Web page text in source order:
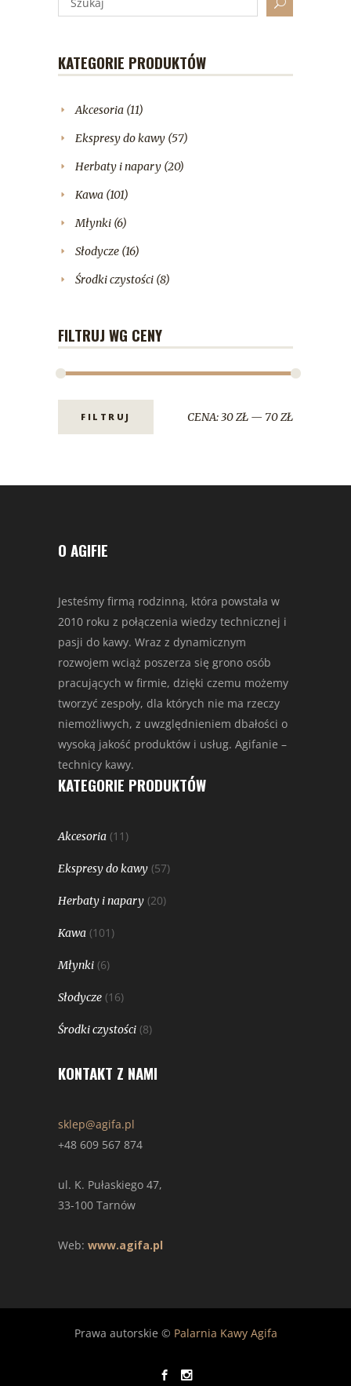
KATEGORIE PRODUKTÓW
Akcesoria (11)
Ekspresy do kawy (57)
Herbaty i napary (20)
Kawa (101)
Młynki (6)
Słodycze (16)
Środki czystości (8)
FILTRUJ WG CENY
FILTRUJ CENA:30 ZŁ — 70 ZŁ
O AGIFIE
Jesteśmy firmą rodzinną, która powstała w
2010 roku z połączenia wiedzy technicznej i
pasji do kawy. Wraz z dynamicznym
rozwojem wciąż poszerza się grono osób
pracujących w firmie, dzięki czemu możemy
tworzyć zespoły, dla których nie ma rzeczy
niemożliwych, z uwzględnieniem dbałości o
wysoką jakość produktów i usług. Agifanie –
technicy kawy.
KATEGORIE PRODUKTÓW
Akcesoria (11)
Ekspresy do kawy (57)
Herbaty i napary (20)
Kawa (101)
Młynki (6)
Słodycze (16)
Środki czystości (8)
KONTAKT Z NAMI
sklep@agifa.pl
+48 609 567 874
ul. K. Pułaskiego 47,
33-100 Tarnów
Web: www.agifa.pl
Prawa autorskie © Palarnia Kawy Agifa